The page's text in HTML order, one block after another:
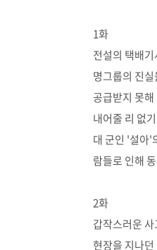
1화
전설의 택배
명그룹의 진
공급받지 못
내어줄 리 없
대 군인 '설아'
람들로 인해
2화
갑작스러운
현장을 지나